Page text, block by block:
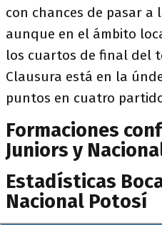
con chances de pasar a
aunque en el ámbito
los cuartos de final del
Clausura está en la
puntos en cuatro
Formaciones
Juniors y
Estadísticas
Nacional Potosí